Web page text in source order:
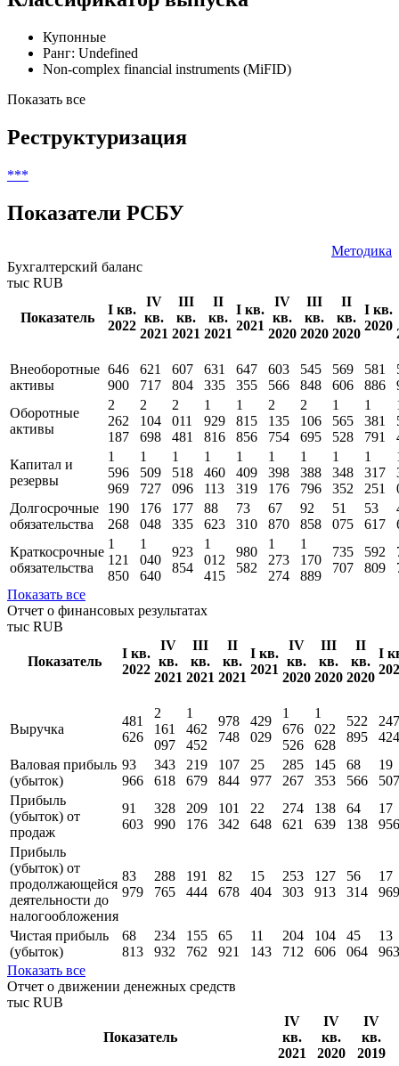
Купонные
Ранг: Undefined
Non-complex financial instruments (MiFID)
Показать все
Реструктуризация
***
Показатели РСБУ
Методика
Бухгалтерский баланс
тыс RUB
Показатель
I кв.
2022
IV
кв.
2021
III
кв.
2021
II
кв.
2021
I кв.
2021
IV
кв.
2020
III
кв.
2020
II
кв.
2020
I кв.
2020
Внеоборотные
активы
646
900
621
717
607
804
631
335
647
355
603
566
545
848
569
606
581
886
Оборотные
активы
2
262
187
2
104
698
2
011
481
1
929
816
1
815
856
2
135
754
2
106
695
1
565
528
1
381
791
Капитал и
резервы
1
596
969
1
509
727
1
518
096
1
460
113
1
409
319
1
398
176
1
388
796
1
348
352
1
317
251
Долгосрочные
обязательства
190
268
176
048
177
335
88
623
73
310
67
870
92
858
51
075
53
617
Краткосрочные
обязательства
1
121
850
1
040
640
923
854
1
012
415
980
582
1
273
274
1
170
889
735
707
592
809
Показать все
Отчет о финансовых результатах
тыс RUB
Показатель
I кв.
2022
IV
кв.
2021
III
кв.
2021
II
кв.
2021
I кв.
2021
IV
кв.
2020
III
кв.
2020
II
кв.
2020
I
Выручка
481
626
2
161
097
1
462
452
978
748
429
029
1
676
526
1
022
628
522
895
247
424
Валовая прибыль
(убыток)
93
966
343
618
219
679
107
844
25
977
285
267
145
353
68
566
19
507
Прибыль
(убыток) от
продаж
91
603
328
990
209
176
101
342
22
648
274
621
138
639
64
138
17
956
Прибыль
(убыток) от
продолжающейся
деятельности до
налогообложения
83
979
288
765
191
444
82
678
15
404
253
303
127
913
56
314
17
969
Чистая прибыль
(убыток)
68
813
234
932
155
762
65
921
11
143
204
712
104
606
45
064
13
963
Показать все
Отчет о движении денежных средств
тыс RUB
Показатель
IV
кв.
2021
IV
кв.
2020
IV
кв.
2019